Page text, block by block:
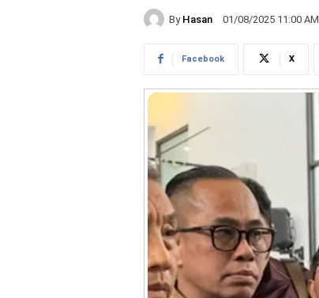
By Hasan 01/08/2025 11:00 AM
Facebook X